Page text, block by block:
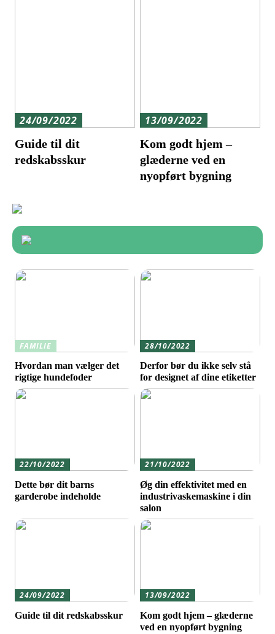
24/09/2022
Guide til dit
redskabsskur
13/09/2022
Kom godt hjem –
glæderne ved en
nyopført bygning
FAMILIE
Hvordan man vælger det
rigtige hundefoder
28/10/2022
Derfor bør du ikke selv stå
for designet af dine etiketter
22/10/2022
Dette bør dit barns
garderobe indeholde
21/10/2022
Øg din effektivitet med en
industrivaskemaskine i din
salon
24/09/2022
Guide til dit redskabsskur
13/09/2022
Kom godt hjem – glæderne
ved en nyopført bygning